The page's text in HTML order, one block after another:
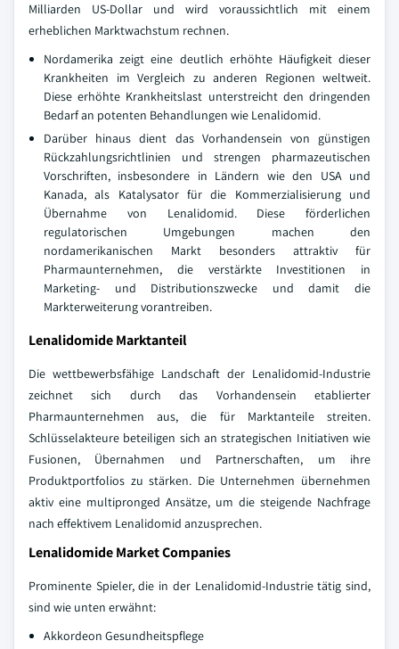
Milliarden US-Dollar und wird voraussichtlich mit einem
erheblichen Marktwachstum rechnen.
Nordamerika zeigt eine deutlich erhöhte Häufigkeit dieser
Krankheiten im Vergleich zu anderen Regionen weltweit.
Diese erhöhte Krankheitslast unterstreicht den dringenden
Bedarf an potenten Behandlungen wie Lenalidomid.
Darüber hinaus dient das Vorhandensein von günstigen
Rückzahlungsrichtlinien und strengen pharmazeutischen
Vorschriften, insbesondere in Ländern wie den USA und
Kanada, als Katalysator für die Kommerzialisierung und
Übernahme von Lenalidomid. Diese förderlichen
regulatorischen Umgebungen machen den
nordamerikanischen Markt besonders attraktiv für
Pharmaunternehmen, die verstärkte Investitionen in
Marketing- und Distributionszwecke und damit die
Markterweiterung vorantreiben.
Lenalidomide Marktanteil
Die wettbewerbsfähige Landschaft der Lenalidomid-Industrie
zeichnet sich durch das Vorhandensein etablierter
Pharmaunternehmen aus, die für Marktanteile streiten.
Schlüsselakteure beteiligen sich an strategischen Initiativen wie
Fusionen, Übernahmen und Partnerschaften, um ihre
Produktportfolios zu stärken. Die Unternehmen übernehmen
aktiv eine multipronged Ansätze, um die steigende Nachfrage
nach effektivem Lenalidomid anzusprechen.
Lenalidomide Market Companies
Prominente Spieler, die in der Lenalidomid-Industrie tätig sind,
sind wie unten erwähnt:
Akkordeon Gesundheitspflege